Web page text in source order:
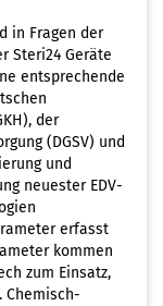
in Fragen der
Steri24 Geräte
entsprechende
der
(DGSV) und
und
neuester EDV-
erfasst
kommen
zum Einsatz,
Chemisch-